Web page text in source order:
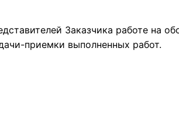
Заказчика работе на
приемки выполненных работ.